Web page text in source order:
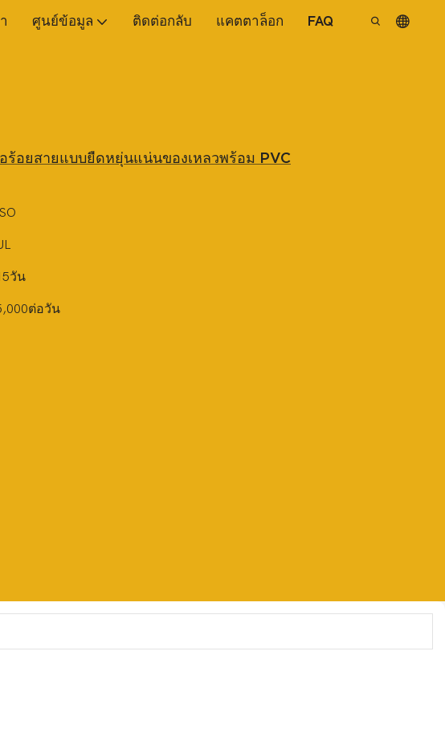
ศูนย์ข้อมูล ติดต่อกลับ แคตตาล็อก FAQ
อยสายแบบยืดหยุ่นแน่นของเหลวพร้อม PVC
วัน
ต่อวัน